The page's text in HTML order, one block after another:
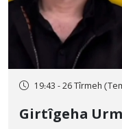
19:43 - 26 Tîrmeh
Girtîgeha